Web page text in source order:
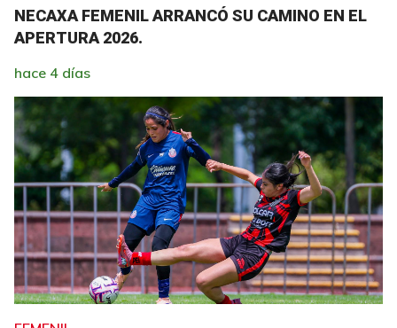
NECAXA FEMENIL ARRANCÓ SU CAMINO EN EL
APERTURA 2026.
hace 4 días